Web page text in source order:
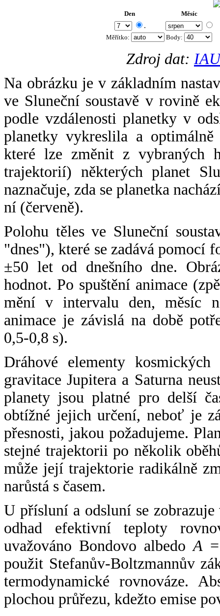
Den Měsíc
.
Měřítko: Body:
Zdroj dat:
Na obrázku je v základním
ve Sluneční soustavě v rovině
podle vzdálenosti planetky v
planetky vykreslila a
které lze změnit z vybraných
trajektorií) některých planet
naznačuje, zda se planetka
ní (červeně).
Polohu těles ve Sluneční
"dnes"), které se zadává pomocí
±50 let od dnešního dne.
hodnot. Po spuštění animace
mění v intervalu den, měsíc
animace je závislá na době
0,5-0,8 s).
Dráhové elementy
gravitace Jupitera a Saturna
planety jsou platné pro delší
obtížné jejich určení, neboť je
přesnosti, jakou požadujeme.
stejné trajektorii po několik
může její trajektorie radikálně
narůstá s časem.
U přísluní a odsluní se
odhad efektivní teploty
uvažováno Bondovo albedoA
použit Stefanův-Boltzmannův
termodynamické rovnováze.
plochou průřezu, kdežto emise